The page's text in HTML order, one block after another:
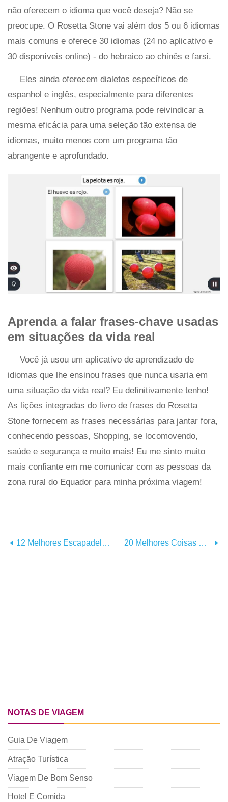
não oferecem o idioma que você deseja? Não se
preocupe. O Rosetta Stone vai além dos 5 ou 6 idiomas
mais comuns e oferece 30 idiomas (24 no aplicativo e
30 disponíveis online) - do hebraico ao chinês e farsi.
Eles ainda oferecem dialetos específicos de
espanhol e inglês, especialmente para diferentes
regiões! Nenhum outro programa pode reivindicar a
mesma eficácia para uma seleção tão extensa de
idiomas, muito menos com um programa tão
abrangente e aprofundado.
Aprenda a falar frases-chave usadas
em situações da vida real
Você já usou um aplicativo de aprendizado de
idiomas que lhe ensinou frases que nunca usaria em
uma situação da vida real? Eu definitivamente tenho!
As lições integradas do livro de frases do Rosetta
Stone fornecem as frases necessárias para jantar fora,
conhecendo pessoas, Shopping, se locomovendo,
saúde e segurança e muito mais! Eu me sinto muito
mais confiante em me comunicar com as pessoas da
zona rural do Equador para minha próxima viagem!
12 Melhores Escapadelas De Fim De Semana Nos EUA 20 Melhores Coisas Para Fazer Em São Francisco
NOTAS DE VIAGEM
Guia De Viagem
Atração Turística
Viagem De Bom Senso
Hotel E Comida